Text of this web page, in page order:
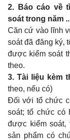
2.
Báo cáo về
soát trong năm
Căn cứ vào lĩnh
soát đã đăng ký,
được kiểm soát
theo.
3. Tài liệu kèm
theo, nếu có)
Đối với tổ chức
soát; tổ chức có
được kiểm soát,
sản phẩm có